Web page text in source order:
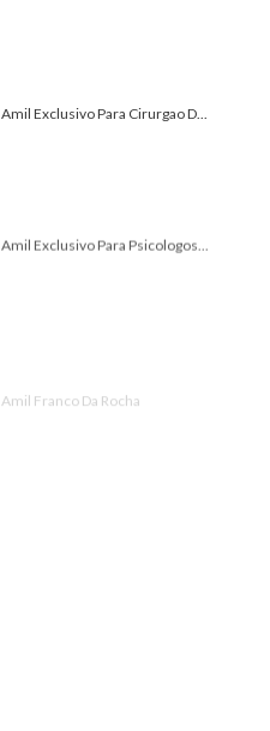
Amil Exclusivo Para Cirurgao D...
Amil Exclusivo Para Psicologos...